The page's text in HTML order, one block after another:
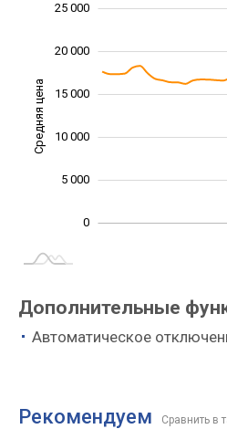
Средняя цена
0
5 000
10 000
15 000
20 000
25 000
Дополнительные
Автоматическое
Рекомендуем Сравнить в